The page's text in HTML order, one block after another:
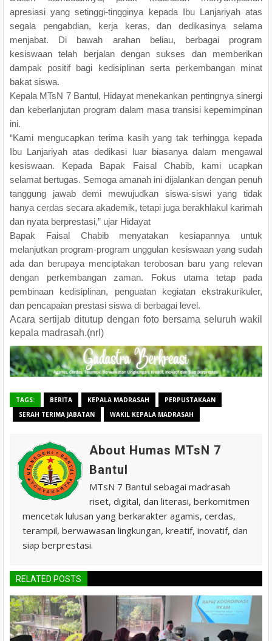
apresiasi yang setinggi-tingginya kepada Ibu Lanjariyah atas
segala pengabdian, kerja keras, dan dedikasinya selama
menjabat. Di bawah arahan beliau, berbagai program
kesiswaan telah berjalan dengan sukses dan memberikan
dampak positif bagi kedisiplinan serta perkembangan minat
bakat siswa.
Kepala MTsN 7 Bantul, Hidayat menekankan pentingnya sinergi
dan keberlanjutan program dalam masa transisi kepemimpinan
ini.
“Kami mengucapkan terima kasih yang tak terhingga kepada
Ibu Lanjariyah atas dedikasi luar biasanya dalam mengawal
kesiswaan. Kepada Bapak Faisal Chabib, kami ucapkan
selamat bertugas. Semoga amanah ini dijalankan dengan penuh
tanggung jawab demi mewujudkan siswa-siswi yang tidak
hanya cerdas secara akademik, tetapi juga berakhlakul karimah
dan nyata berprestasi,” ujar Hidayat
Bapak Faisal Chabib menyatakan kesiapannya untuk
melanjutkan program-program unggulan kesiswaan yang sudah
ada dan berupaya menciptakan terobosan baru yang relevan
dengan perkembangan zaman. Fokus utama tetap pada
pembinaan kedisiplinan, penguatan kegiatan ekstrakurikuler,
dan pencapaian prestasi siswa di berbagai level.
Acara sertijab ditutup dengan foto bersama seluruh wakil
kepala madrasah.(nrl)
TAGS: BERITA KEPALA MADRASAH
PERPUSTAKAAN
SERAH TERIMA JABATAN
WAKIL KEPALA MADRASAH
About Humas MTsN 7
Bantul
MTsN 7 Bantul sebagai madrasah
riset, digital, dan literasi, berkomitmen
mencetak lulusan yang berkarakter agamis, cerdas,
terampil, berwawasan lingkungan, kreatif, inovatif, dan
siap berprestasi.
RELATED POSTS